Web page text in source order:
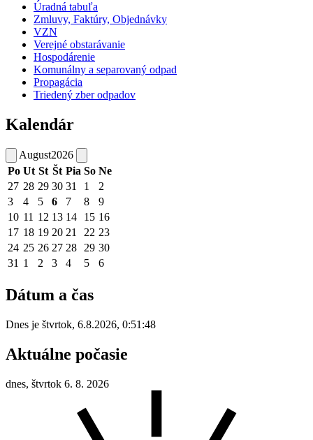
Úradná tabuľa
Zmluvy, Faktúry, Objednávky
VZN
Verejné obstarávanie
Hospodárenie
Komunálny a separovaný odpad
Propagácia
Triedený zber odpadov
Kalendár
August2026
Po Ut St Št Pia So Ne
27 28 29 30 31 1
2
3
4 5 6 7 8
9
10 11 12 13 14 15 16
17 18 19 20 21 22 23
24 25 26 27 28 29 30
31 1 2 3 4 5 6
Dátum a čas
Dnes je štvrtok, 6.8.2026, 0:51:48
Aktuálne počasie
dnes, štvrtok 6. 8. 2026